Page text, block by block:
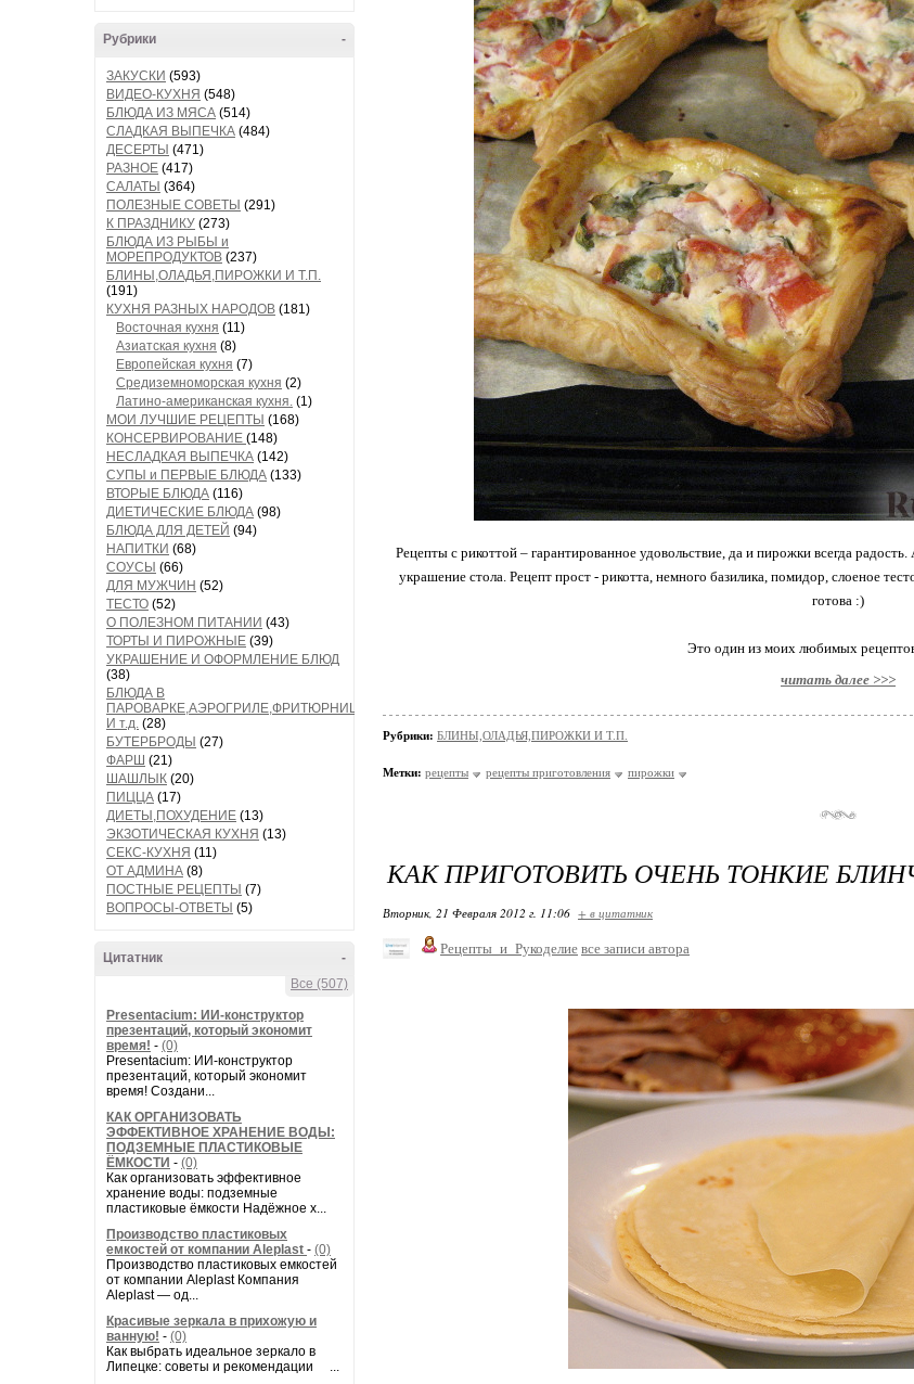
-
Рубрики
ЗАКУСКИ (593)
ВИДЕО-КУХНЯ (548)
БЛЮДА ИЗ МЯСА (514)
СЛАДКАЯ ВЫПЕЧКА (484)
ДЕСЕРТЫ (471)
РАЗНОЕ (417)
САЛАТЫ (364)
ПОЛЕЗНЫЕ СОВЕТЫ (291)
К ПРАЗДНИКУ (273)
БЛЮДА ИЗ РЫБЫ и
МОРЕПРОДУКТОВ (237)
БЛИНЫ,ОЛАДЬЯ,ПИРОЖКИ И Т.П.
(191)
КУХНЯ РАЗНЫХ НАРОДОВ (181)
Восточная кухня (11)
Азиатская кухня (8)
Европейская кухня (7)
Средиземноморская кухня (2)
Латино-американская кухня. (1)
МОИ ЛУЧШИЕ РЕЦЕПТЫ (168)
КОНСЕРВИРОВАНИЕ (148)
НЕСЛАДКАЯ ВЫПЕЧКА (142)
СУПЫ и ПЕРВЫЕ БЛЮДА (133)
ВТОРЫЕ БЛЮДА (116)
ДИЕТИЧЕСКИЕ БЛЮДА (98)
БЛЮДА ДЛЯ ДЕТЕЙ (94)
НАПИТКИ (68)
СОУСЫ (66)
ДЛЯ МУЖЧИН (52)
ТЕСТО (52)
О ПОЛЕЗНОМ ПИТАНИИ (43)
ТОРТЫ И ПИРОЖНЫЕ (39)
УКРАШЕНИЕ И ОФОРМЛЕНИЕ БЛЮД
(38)
БЛЮДА В
ПАРОВАРКЕ,АЭРОГРИЛЕ,ФРИТЮРНИЦЕ
И т.д. (28)
БУТЕРБРОДЫ (27)
ФАРШ (21)
ШАШЛЫК (20)
ПИЦЦА (17)
ДИЕТЫ,ПОХУДЕНИЕ (13)
ЭКЗОТИЧЕСКАЯ КУХНЯ (13)
СЕКС-КУХНЯ (11)
ОТ АДМИНА (8)
ПОСТНЫЕ РЕЦЕПТЫ (7)
ВОПРОСЫ-ОТВЕТЫ (5)
-
Цитатник
Все (507)
Presentacium: ИИ‑конструктор
презентаций, который экономит
время! - (0)
Presentacium: ИИ‑конструктор
презентаций, который экономит
время! Создани...
КАК ОРГАНИЗОВАТЬ
ЭФФЕКТИВНОЕ ХРАНЕНИЕ ВОДЫ:
ПОДЗЕМНЫЕ ПЛАСТИКОВЫЕ
ЁМКОСТИ - (0)
Как организовать эффективное
хранение воды: подземные
пластиковые ёмкости Надёжное х...
Производство пластиковых
емкостей от компании Aleplast - (0)
Производство пластиковых емкостей
от компании Aleplast Компания
Aleplast — од...
Красивые зеркала в прихожую и
ванную! - (0)
Как выбрать идеальное зеркало в
Липецке: советы и рекомендации ...
Рецепты с рикоттой – гарантированное удовольствие, да и пирожки всегда
украшение стола. Рецепт прост - рикотта, немного базилика, помидор, слоеное
готова :)
Это один из моих любимых
читать далее >>>
Рубрики: БЛИНЫ,ОЛАДЬЯ,ПИРОЖКИ И Т.П.
Метки: рецепты рецепты приготовления пирожки
КАК ПРИГОТОВИТЬ ОЧЕНЬ ТОНКИЕ
Вторник, 21 Февраля 2012 г. 11:06 + в цитатник
Рецепты_и_Рукоделие все записи автора